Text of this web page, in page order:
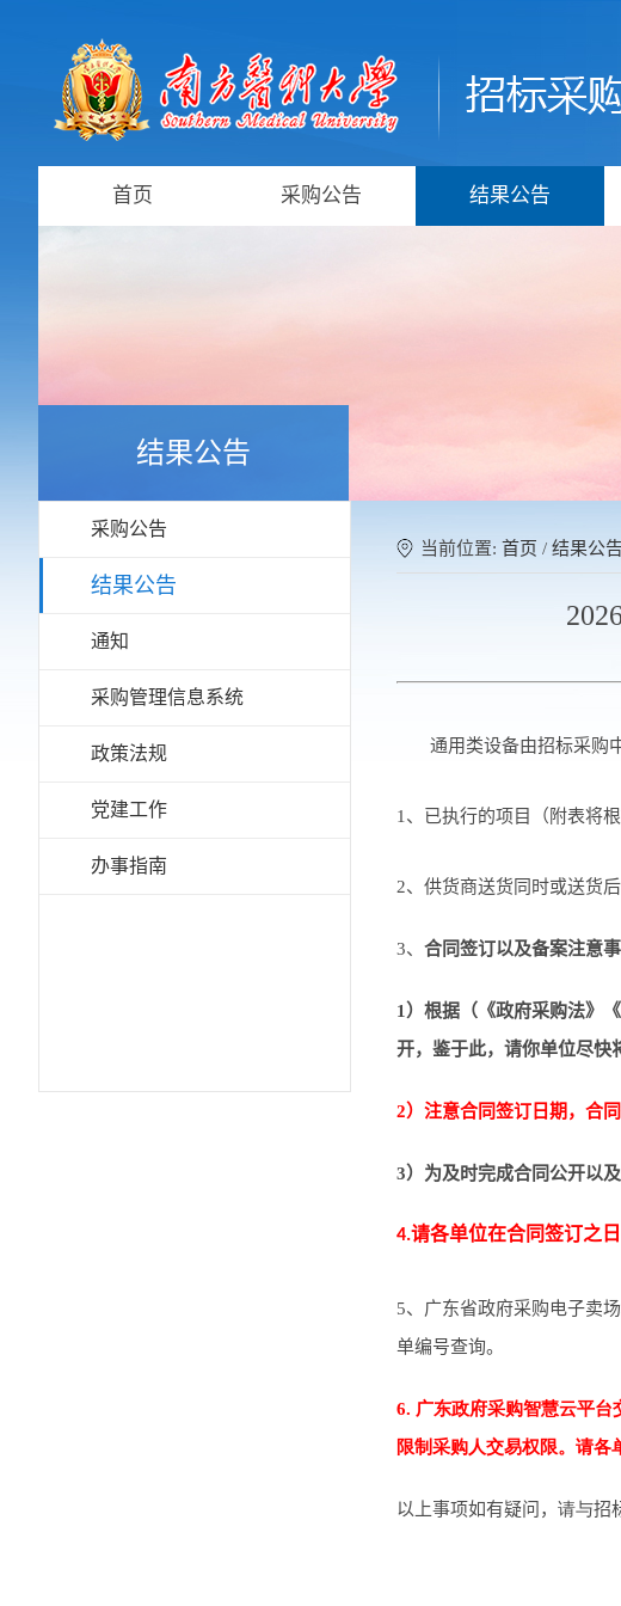
首页 采购公告 结果公告
结果公告
采购公告
结果公告
通知
采购管理信息系统
政策法规
党建工作
办事指南
当前位置: 首页 / 结果公
通用类设备由招标采购
1、已执行的项目（附表将
2、供货商送货同时或送货
3、 合同签订以及备案注意事
1）根据（《政府采购法》
开，鉴于此，请你单位尽快
2）注意合同签订日期，合
3）为及时完成合同公开以
4.请各单位在合同签订之
5、广东省政府采购电子卖
单编号查询。
6. 广东政府采购智慧云平
限制采购人交易权限。请各
以上事项如有疑问， 请与招